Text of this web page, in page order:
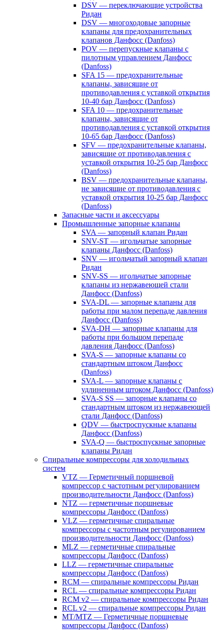
DSV — переключающие устройства
Ридан
DSV — многоходовые запорные
клапаны для предохранительных
клапанов Данфосс (Danfoss)
POV — перепускные клапаны с
пилотным управлением Данфосс
(Danfoss)
SFA 15 — предохранительные
клапаны, зависящие от
противодавления с уставкой открытия
10-40 бар Данфосс (Danfoss)
SFA 10 — предохранительные
клапаны, зависящие от
противодавления с уставкой открытия
10-65 бар Данфосс (Danfoss)
SFV — предохранительные клапаны,
зависящие от противодавления с
уставкой открытия 10-25 бар Данфосс
(Danfoss)
BSV — предохранительные клапаны,
не зависящие от противодавления с
уставкой открытия 10-25 бар Данфосс
(Danfoss)
Запасные части и аксессуары
Промышленные запорные клапаны
SVA — запорный клапан Ридан
SNV-ST — игольчатые запорные
клапаны Данфосс (Danfoss)
SNV — игольчатый запорный клапан
Ридан
SNV-SS — игольчатые запорные
клапаны из нержавеющей стали
Данфосс (Danfoss)
SVA-DL — запорные клапаны для
работы при малом перепаде давления
Данфосс (Danfoss)
SVA-DH — запорные клапаны для
работы при большом перепаде
давления Данфосс (Danfoss)
SVA-S — запорные клапаны со
стандартным штоком Данфосс
(Danfoss)
SVA-L — запорные клапаны с
удлиненным штоком Данфосс (Danfoss)
SVA-S SS — запорные клапаны со
стандартным штоком из нержавеющей
стали Данфосс (Danfoss)
QDV — быстроспускные клапаны
Данфосс (Danfoss)
SVA-Q — быстроспускные запорные
клапаны Ридан
Спиральные компрессоры для холодильных
систем
VTZ — Герметичный поршневой
компрессор с частотным регулированием
производительности Данфосс (Danfoss)
NTZ — герметичные поршневые
компрессоры Данфосс (Danfoss)
VLZ — герметичные спиральные
компрессоры с частотным регулированием
производительности Данфосс (Danfoss)
MLZ — герметичные спиральные
компрессоры Данфосс (Danfoss)
LLZ — герметичные спиральные
компрессоры Данфосс (Danfoss)
RCM — спиральные компрессоры Ридан
RCL — спиральные компрессоры Ридан
RCM v2 — спиральные компрессоры Ридан
RCL v2 — спиральные компрессоры Ридан
MT/MTZ — Герметичные поршневые
компрессоры Данфосс (Danfoss)